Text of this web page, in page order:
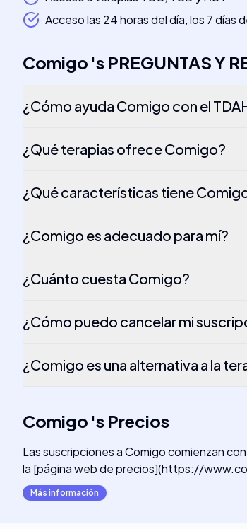
Acceso las 24 horas del día, los 7 días
Comigo 's PREGUNTAS Y
¿Cómo ayuda Comigo con el
¿Qué terapias ofrece Comigo?
¿Qué características tiene
¿Comigo es adecuado para mí?
¿Cuánto cuesta Comigo?
¿Cómo puedo cancelar mi
¿Comigo es una alternativa a la
Comigo 's Precios
Las suscripciones a Comigo comienzan
la [página web de precios](https://
Más información